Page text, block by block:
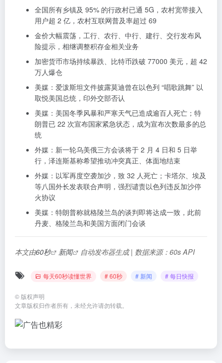
全国所有乡镇及 95% 的行政村已通 5G，农村宽带接入
用户超 2 亿，农村互联网普及率超过 69
金价大幅震荡，工行、农行、中行、建行、交行发布风
险提示，相继调整积存金相关业务
加密货币市场持续暴跌、比特币跌破 77000 美元，超 42
万人爆仓
美媒：爱泼斯坦文件披露莫迪曾在以色列 “唱歌跳舞” 以
取悦美国总统，印外交部否认
美媒：美国冬季风暴和严寒天气已造成逾百人死亡；特
朗普已 22 次宣布国家紧急状态，成为宣布次数最多的总
统
外媒：新一轮乌美俄三方会谈将于 2 月 4 日和 5 日举
行，泽连斯基称希望推动冲突真正、体面地结束
外媒：以军再度空袭加沙，致 32 人死亡；卡塔尔、埃及
等八国外长发表联合声明，强烈谴责以色列违反加沙停
火协议
美媒：特朗普称就格陵兰岛的谈判即将达成一致，此前
丹麦、格陵兰岛和美国方面闭门会谈
本文由60秒 新闻 自动发布器生成 | 数据来源：60s API
每天60秒读懂世界 # 60秒 # 新闻 # 每日快报
© 版权声明
文章版权归作者所有，未经允许请勿转载。